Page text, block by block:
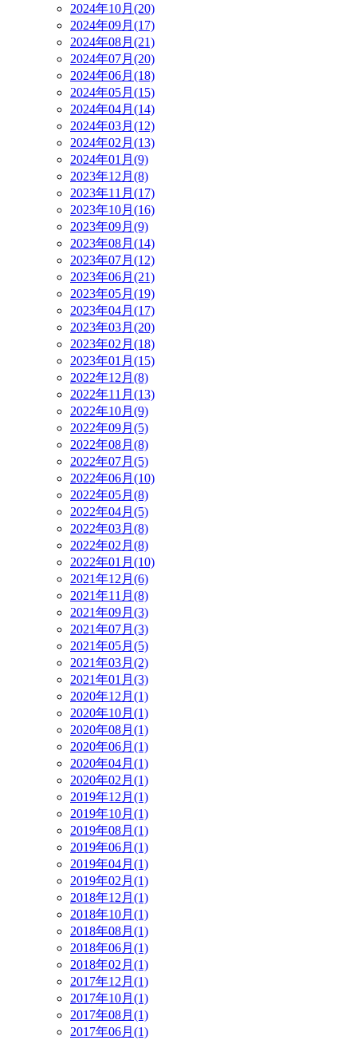
2024年10月(20)
2024年09月(17)
2024年08月(21)
2024年07月(20)
2024年06月(18)
2024年05月(15)
2024年04月(14)
2024年03月(12)
2024年02月(13)
2024年01月(9)
2023年12月(8)
2023年11月(17)
2023年10月(16)
2023年09月(9)
2023年08月(14)
2023年07月(12)
2023年06月(21)
2023年05月(19)
2023年04月(17)
2023年03月(20)
2023年02月(18)
2023年01月(15)
2022年12月(8)
2022年11月(13)
2022年10月(9)
2022年09月(5)
2022年08月(8)
2022年07月(5)
2022年06月(10)
2022年05月(8)
2022年04月(5)
2022年03月(8)
2022年02月(8)
2022年01月(10)
2021年12月(6)
2021年11月(8)
2021年09月(3)
2021年07月(3)
2021年05月(5)
2021年03月(2)
2021年01月(3)
2020年12月(1)
2020年10月(1)
2020年08月(1)
2020年06月(1)
2020年04月(1)
2020年02月(1)
2019年12月(1)
2019年10月(1)
2019年08月(1)
2019年06月(1)
2019年04月(1)
2019年02月(1)
2018年12月(1)
2018年10月(1)
2018年08月(1)
2018年06月(1)
2018年02月(1)
2017年12月(1)
2017年10月(1)
2017年08月(1)
2017年06月(1)